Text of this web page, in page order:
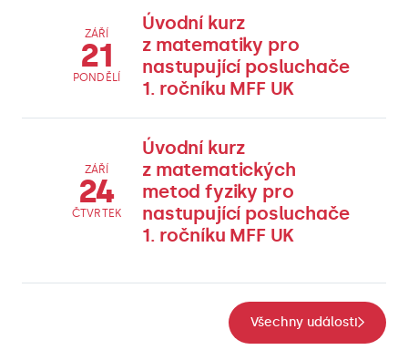
ZÁŘÍ
21
PONDĚLÍ
Úvodní kurz
z matematiky pro
nastupující posluchače
1. ročníku MFF UK
ZÁŘÍ
24
ČTVRTEK
Úvodní kurz
z matematických
metod fyziky pro
nastupující posluchače
1. ročníku MFF UK
Všechny události